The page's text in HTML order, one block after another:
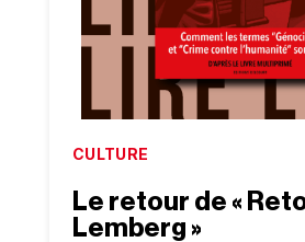
CULTURE
Le retour de «
Lemberg »